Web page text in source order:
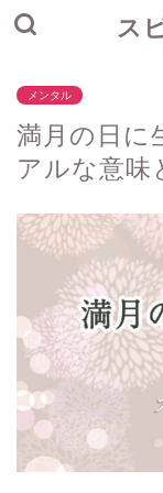
ス
メンタル
満月の日に
アルな意味